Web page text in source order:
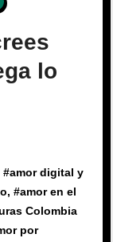
lo
#amor digital y
, #amor en el
Colombia
por